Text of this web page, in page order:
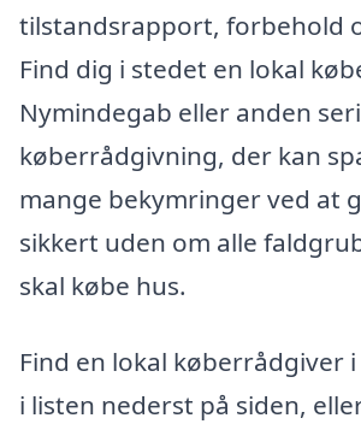
tilstandsrapport, forbehold
Find dig i stedet en lokal
Nymindegab eller anden
køberrådgivning, der kan
mange bekymringer ved at
sikkert uden om alle
skal købe hus.
Find en lokal køberrådgiver
i listen nederst på siden,